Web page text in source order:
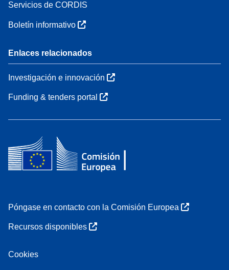
Servicios de CORDIS
Boletín informativo
Enlaces relacionados
Investigación e innovación
Funding & tenders portal
Póngase en contacto con la Comisión Europea
Recursos disponibles
Cookies